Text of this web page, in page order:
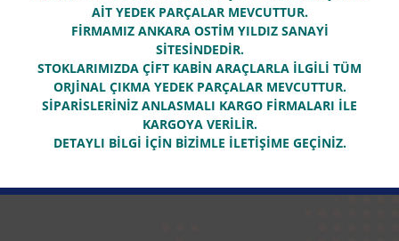
AİT YEDEK PARÇALAR MEVCUTTUR.
FİRMAMIZ ANKARA OSTİM YILDIZ SANAYİ
SİTESİNDEDİR.
STOKLARIMIZDA ÇİFT KABİN ARAÇLARLA İLGİLİ TÜM
ORJİNAL ÇIKMA YEDEK PARÇALAR MEVCUTTUR.
SİPARİSLERİNİZ ANLASMALI KARGO FİRMALARI İLE
KARGOYA VERİLİR.
DETAYLI BİLGİ İÇİN BİZİMLE İLETİŞİME GEÇİNİZ.